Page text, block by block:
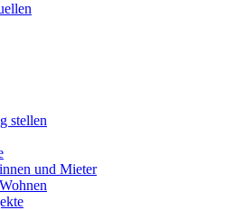
stellen
und Mieter